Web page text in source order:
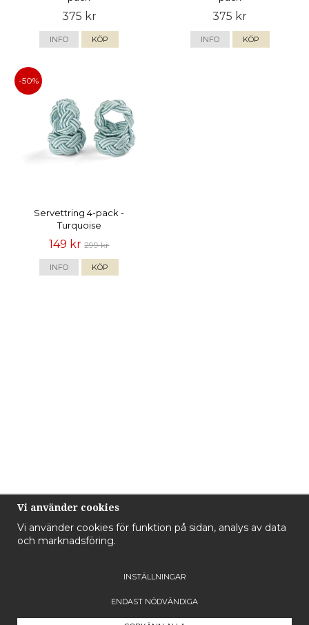
375 kr
INFO KÖP
375 kr
INFO KÖP
-50%
Servettring 4-pack -
Turquoise
149 kr 299 kr
INFO KÖP
Vi använder cookies
Vi använder cookies för funktion på sidan, analys av data
och marknadsföring.
INSTÄLLNINGAR
ENDAST NÖDVÄNDIGA